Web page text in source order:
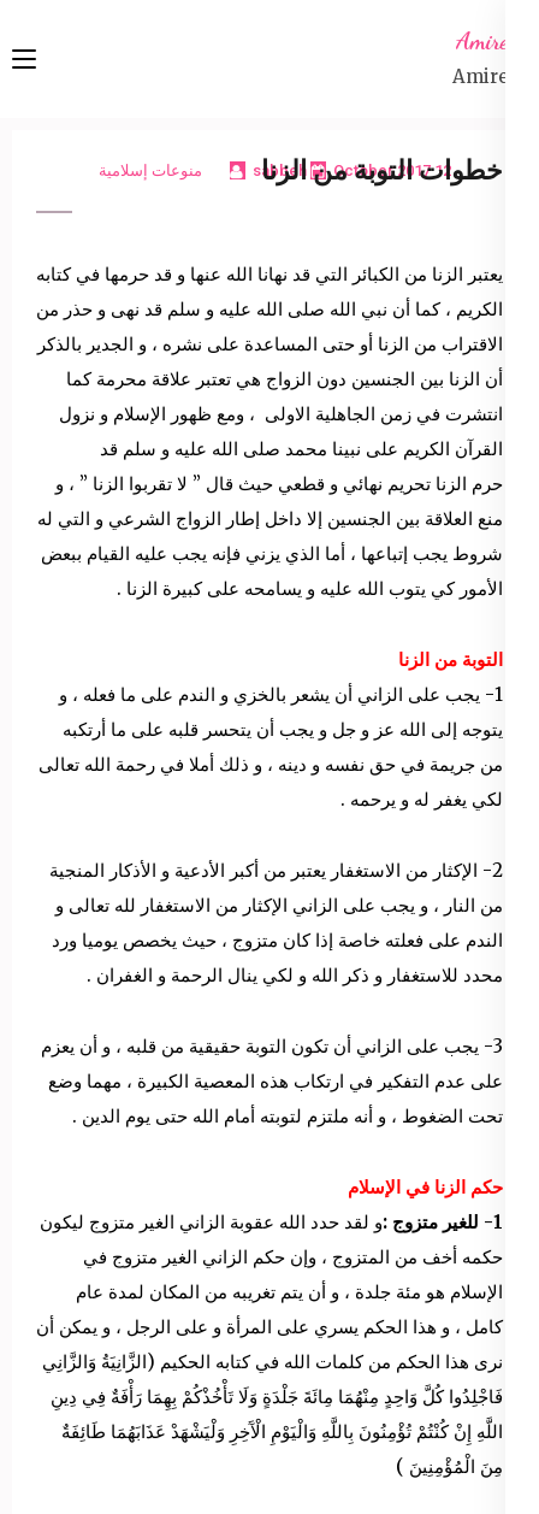
content
Amireta
Amireta
12 October 2017
sabbeh منوعات إسلامية خطوات التوبة من الزنا
يعتبر الزنا من الكبائر التي قد نهانا الله عنها و قد حرمها في كتابه
الكريم ، كما أن نبي الله صلى الله عليه و سلم قد نهى و حذر من
الاقتراب من الزنا أو حتى المساعدة على نشره ، و الجدير بالذكر
أن الزنا بين الجنسين دون الزواج هي تعتبر علاقة محرمة كما
انتشرت في زمن الجاهلية الاولى ، ومع ظهور الإسلام و نزول
القرآن الكريم على نبينا محمد صلى الله عليه و سلم قد
حرم الزنا تحريم نهائي و قطعي حيث قال ” لا تقربوا الزنا ” ، و
منع العلاقة بين الجنسين إلا داخل إطار الزواج الشرعي و التي له
شروط يجب إتباعها ، أما الذي يزني فإنه يجب عليه القيام ببعض
الأمور كي يتوب الله عليه و يسامحه على كبيرة الزنا .
التوبة من الزنا
1- يجب على الزاني أن يشعر بالخزي و الندم على ما فعله ، و
يتوجه إلى الله عز و جل و يجب أن يتحسر قلبه على ما أرتكبه
من جريمة في حق نفسه و دينه ، و ذلك أملا في رحمة الله تعالى
لكي يغفر له و يرحمه .
2- الإكثار من الاستغفار يعتبر من أكبر الأدعية و الأذكار المنجية
من النار ، و يجب على الزاني الإكثار من الاستغفار لله تعالى و
الندم على فعلته خاصة إذا كان متزوج ، حيث يخصص يوميا ورد
محدد للاستغفار و ذكر الله و لكي ينال الرحمة و الغفران .
3- يجب على الزاني أن تكون التوبة حقيقية من قلبه ، و أن يعزم
على عدم التفكير في ارتكاب هذه المعصية الكبيرة ، مهما وضع
تحت الضغوط ، و أنه ملتزم لتوبته أمام الله حتى يوم الدين .
حكم الزنا في الإسلام
1-
للغير متزوج :و لقد حدد الله عقوبة الزاني الغير متزوج ليكون
حكمه أخف من المتزوج ، وإن حكم الزاني الغير متزوج في
الإسلام هو مئة جلدة ، و أن يتم تغريبه من المكان لمدة عام
كامل ، و هذا الحكم يسري على المرأة و على الرجل ، و يمكن أن
نرى هذا الحكم من كلمات الله في كتابه الحكيم (الزَّانِيَةُ وَالزَّانِي
فَاجْلِدُوا كُلَّ وَاحِدٍ مِنْهُمَا مِائَةَ جَلْدَةٍ وَلَا تَأْخُذْكُمْ بِهِمَا رَأْفَةٌ فِي دِينِ
اللَّهِ إِنْ كُنْتُمْ تُؤْمِنُونَ بِاللَّهِ وَالْيَوْمِ الْآَخِرِ وَلْيَشْهَدْ عَذَابَهُمَا طَائِفَةٌ
مِنَ الْمُؤْمِنِينَ )